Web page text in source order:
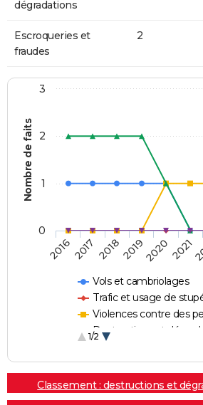
dégradations
Escroqueries et
fraudes
2
Nombre de faits
Vols et cambriolages
Trafic et usage de
Violences contre des
Destructions et
1/2
20162017 2018201920202021
0
1
2
3
Classement : destructions et